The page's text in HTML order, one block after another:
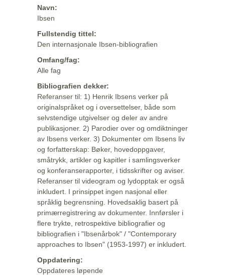
Navn:
Ibsen
Fullstendig tittel:
Den internasjonale Ibsen-bibliografien
Omfang/fag:
Alle fag
Bibliografien dekker:
Referanser til: 1) Henrik Ibsens verker på
originalspråket og i oversettelser, både som
selvstendige utgivelser og deler av andre
publikasjoner. 2) Parodier over og omdiktninger
av Ibsens verker. 3) Dokumenter om Ibsens liv
og forfatterskap: Bøker, hovedoppgaver,
småtrykk, artikler og kapitler i samlingsverker
og konferanserapporter, i tidsskrifter og aviser.
Referanser til videogram og lydopptak er også
inkludert. I prinsippet ingen nasjonal eller
språklig begrensning. Hovedsaklig basert på
primærregistrering av dokumenter. Innførsler i
flere trykte, retrospektive bibliografier og
bibliografien i "Ibsenårbok" / "Contemporary
approaches to Ibsen" (1953-1997) er inkludert.
Oppdatering:
Oppdateres løpende